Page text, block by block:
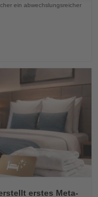
ein abwechslungsreicher
erstes Meta-